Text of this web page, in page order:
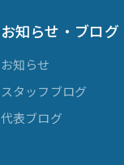
お知らせ・ブログ
お知らせ
スタッフブログ
代表ブログ